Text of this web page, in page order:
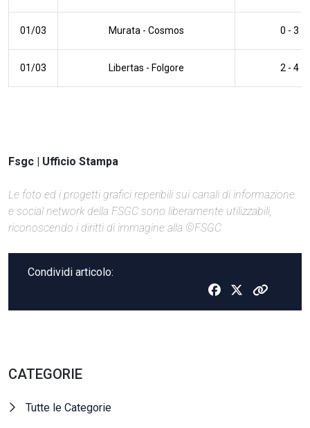
01/03 Murata - Cosmos 0 - 3
01/03 Libertas - Folgore 2 - 4
Fsgc | Ufficio Stampa
Le foto ed i progetti grafici reperibili sui canali di informazione
e social network della FSGC sono liberamente utilizzabili,
riconoscendo i diritti di immagine alla ©FSGC
Condividi articolo:
CATEGORIE
Tutte le Categorie